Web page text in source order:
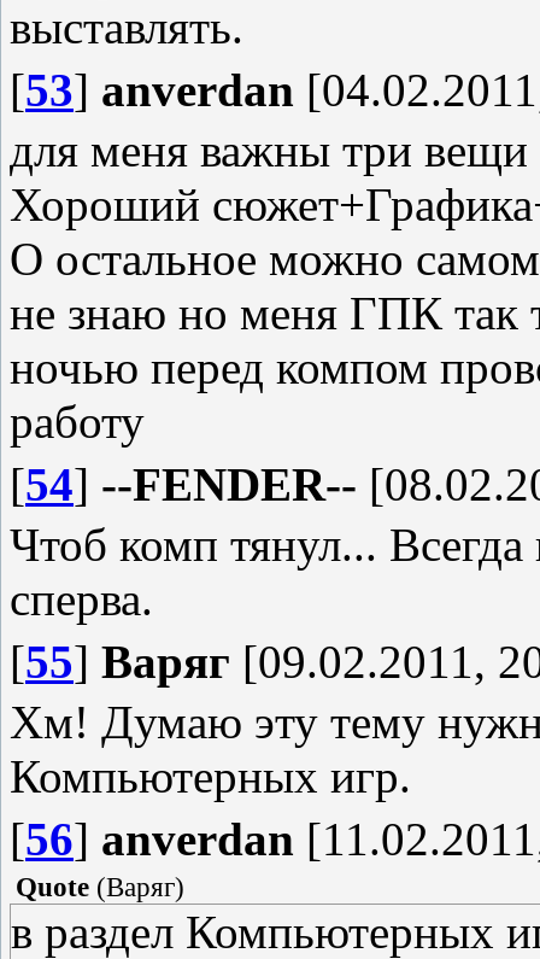
выставлять.
[53] anverdan
для меня важны три вещи
Хороший
О остальное можно
не знаю но меня ГПК так
ночью перед компом
работу
[54] --FENDER--
Чтоб комп тянул...
сперва.
[55] Варяг [09.02.2011,
Хм! Думаю эту тему
Компьютерных игр.
[56] anverdan
Quote (Варяг)
в раздел Компьютерных